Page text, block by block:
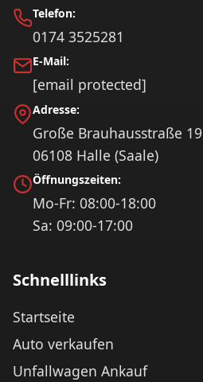
Telefon:
0174 3525281
E-Mail:
[email protected]
Adresse:
Große Brauhausstraße 19
06108 Halle (Saale)
Öffnungszeiten:
Mo-Fr: 08:00-18:00
Sa: 09:00-17:00
Schnelllinks
Startseite
Auto verkaufen
Unfallwagen Ankauf